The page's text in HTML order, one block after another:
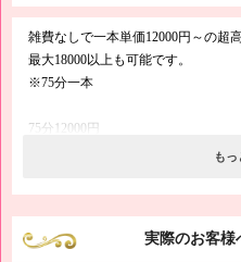
雑費なしで一本単価12000円～の超
最大18000以上も可能です。
※75分一本
75分12000円
本指名＋2000円
姫予約＋3000円
もっ
実際のお客様